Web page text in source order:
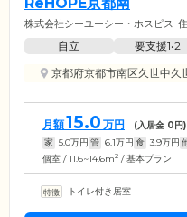
株式会社シーユーシー・ホスピス
自立 要支援1•2
京都府京都市南区久世中久
月額15.0 万円 (入居金 0円
家 5.0万円 管 6.1万円 食 3.9万円
個室 / 11.6~14.6m2 / 基本プラン
トイレ付き居室